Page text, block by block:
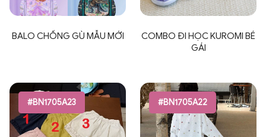
BALO CHỐNG GÙ MẪU MỚI
COMBO ĐI HỌC KUROMI BÉ
GÁI
#BN1705A23 #BN1705A22